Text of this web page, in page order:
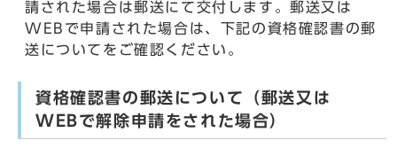
請された場合は郵送にて交付します。郵送又は
WEBで申請された場合は、下記の資格確認書の郵
送についてをご確認ください。
資格確認書の郵送について（郵送又は
WEBで解除申請をされた場合）